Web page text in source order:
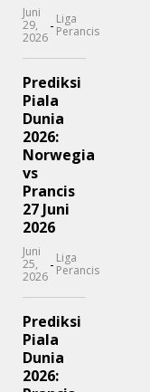
Juni
29,
2026
- Liga
Perancis
Prediksi
Piala
Dunia
2026:
Norwegia
vs
Prancis
27 Juni
2026
Juni
25,
2026
- Liga
Perancis
Prediksi
Piala
Dunia
2026: